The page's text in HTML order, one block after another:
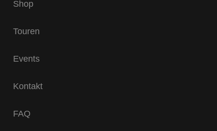
Shop
Touren
Events
Kontakt
FAQ